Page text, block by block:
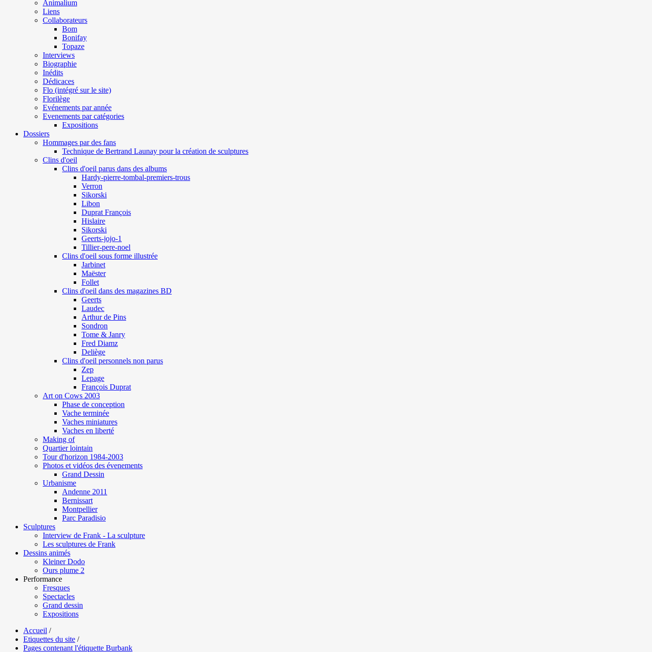
Animalium
Liens
Collaborateurs
Bom
Bonifay
Topaze
Interviews
Biographie
Inédits
Dédicaces
Flo (intégré sur le site)
Florilège
Evénements par année
Evenements par catégories
Expositions
Dossiers
Hommages par des fans
Technique de Bertrand Launay pour la création de sculptures
Clins d'oeil
Clins d'oeil parus dans des albums
Hardy-pierre-tombal-premiers-trous
Verron
Sikorski
Libon
Duprat François
Hislaire
Sikorski
Geerts-jojo-1
Tillier-pere-noel
Clins d'oeil sous forme illustrée
Jarbinet
Maëster
Follet
Clins d'oeil dans des magazines BD
Geerts
Laudec
Arthur de Pins
Sondron
Tome & Janry
Fred Diamz
Deliège
Clins d'oeil personnels non parus
Zep
Lepage
François Duprat
Art on Cows 2003
Phase de conception
Vache terminée
Vaches miniatures
Vaches en liberté
Making of
Quartier lointain
Tour d'horizon 1984-2003
Photos et vidéos des évenements
Grand Dessin
Urbanisme
Andenne 2011
Bernissart
Montpellier
Parc Paradisio
Sculptures
Interview de Frank - La sculpture
Les sculptures de Frank
Dessins animés
Kleiner Dodo
Ours plume 2
Performance
Fresques
Spectacles
Grand dessin
Expositions
Accueil /
Etiquettes du site /
Pages contenant l'étiquette Burbank